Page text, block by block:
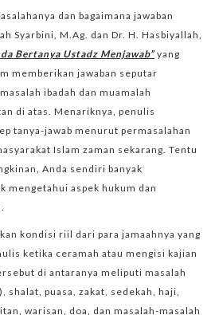
dan bagaimana jawaban
Syarbini, M.Ag. dan Dr. H. Hasbiyallah,
Bertanya Ustadz Menjawab”yang
memberikan jawaban seputar
ibadah dan muamalah
di atas. Menariknya, penulis
tanya-jawab menurut permasalahan
Islam zaman sekarang. Tentu
Anda sendiri banyak
mengetahui aspek hukum dan
kondisi riil dari para jamaahnya yang
ketika ceramah atau mengisi kajian
di antaranya meliputi masalah
shalat, puasa, zakat, sedekah, haji,
warisan, doa, dan masalah-masalah